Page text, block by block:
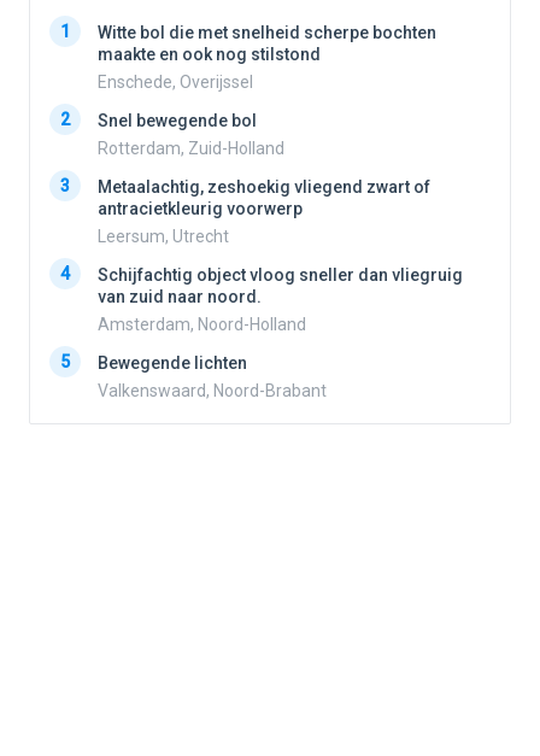
1
Witte bol die met snelheid scherpe bochten
maakte en ook nog stilstond
Enschede, Overijssel
2
Snel bewegende bol
Rotterdam, Zuid-Holland
3
Metaalachtig, zeshoekig vliegend zwart of
antracietkleurig voorwerp
Leersum, Utrecht
4
Schijfachtig object vloog sneller dan vliegruig
van zuid naar noord.
Amsterdam, Noord-Holland
5
Bewegende lichten
Valkenswaard, Noord-Brabant